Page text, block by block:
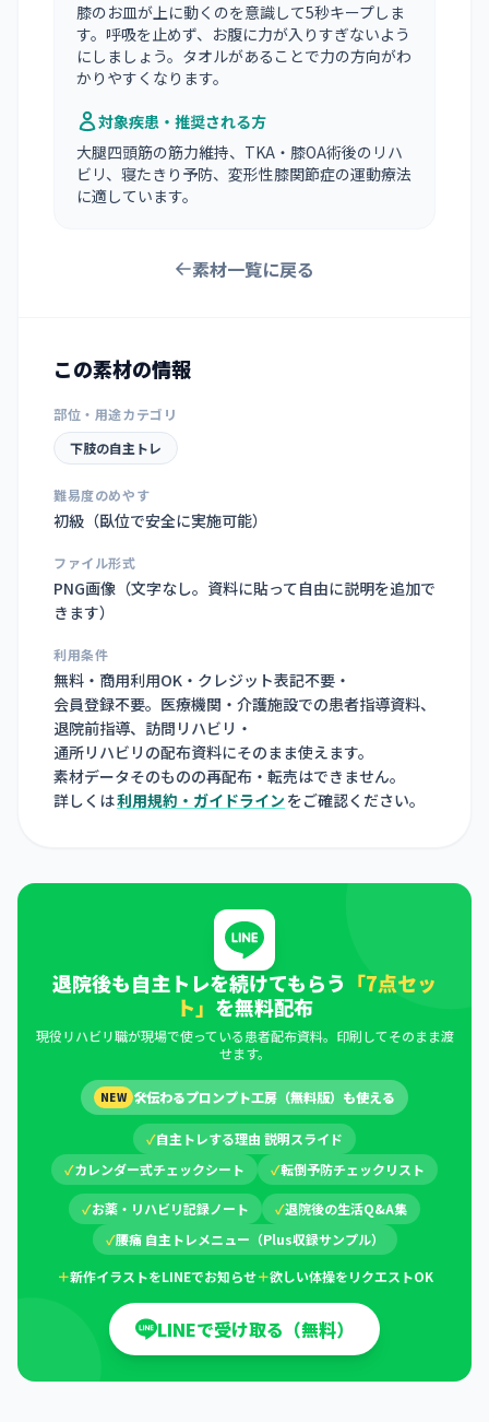
膝のお皿が上に動くのを意識して5秒キープしま
す。呼吸を止めず、お腹に力が入りすぎないよう
にしましょう。タオルがあることで力の方向がわ
かりやすくなります。
対象疾患・推奨される方
大腿四頭筋の筋力維持、TKA・膝OA術後のリハ
ビリ、寝たきり予防、変形性膝関節症の運動療法
に適しています。
素材一覧に戻る
この素材の情報
部位・用途カテゴリ
下肢の自主トレ
難易度のめやす
初級（臥位で安全に実施可能）
ファイル形式
PNG画像（文字なし。資料に貼って自由に説明を追加で
きます）
利用条件
無料・商用利用OK・クレジット表記不要・
会員登録不要。医療機関・介護施設での患者指導資料、
退院前指導、訪問リハビリ・
通所リハビリの配布資料にそのまま使えます。
素材データそのものの再配布・転売はできません。
詳しくは利用規約・ガイドライン をご確認ください。
退院後も自主トレを続けてもらう 「7点セッ
ト」 を無料配布
現役リハビリ職が現場で使っている患者配布資料。印刷してそのまま渡
せます。
NEW 🛠伝わるプロンプト工房（無料版）も使える
✓自主トレする理由 説明スライド
✓カレンダー式チェックシート ✓転倒予防チェックリスト
✓お薬・リハビリ記録ノート ✓退院後の生活Q&A集
✓腰痛 自主トレメニュー（Plus収録サンプル）
＋新作イラストをLINEでお知らせ＋欲しい体操をリクエストOK
LINEで受け取る（無料）